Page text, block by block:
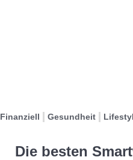
Finanziell Gesundheit
Die besten